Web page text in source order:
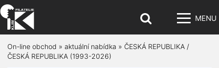
MENU
On-line obchod » aktuální nabídka » ČESKÁ REPUBLIKA /
ČESKÁ REPUBLIKA (1993-2026)